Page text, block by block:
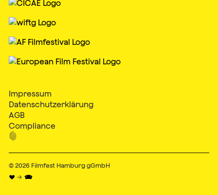
Impressum
Datenschutzerklärung
AGB
Compliance

© 2026 Filmfest Hamburg gGmbH
♥ → 